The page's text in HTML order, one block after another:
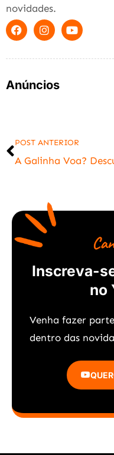
novidades.
Anúncios
POST ANTERIOR
Inscreva-
no
Venha fazer
dentro das